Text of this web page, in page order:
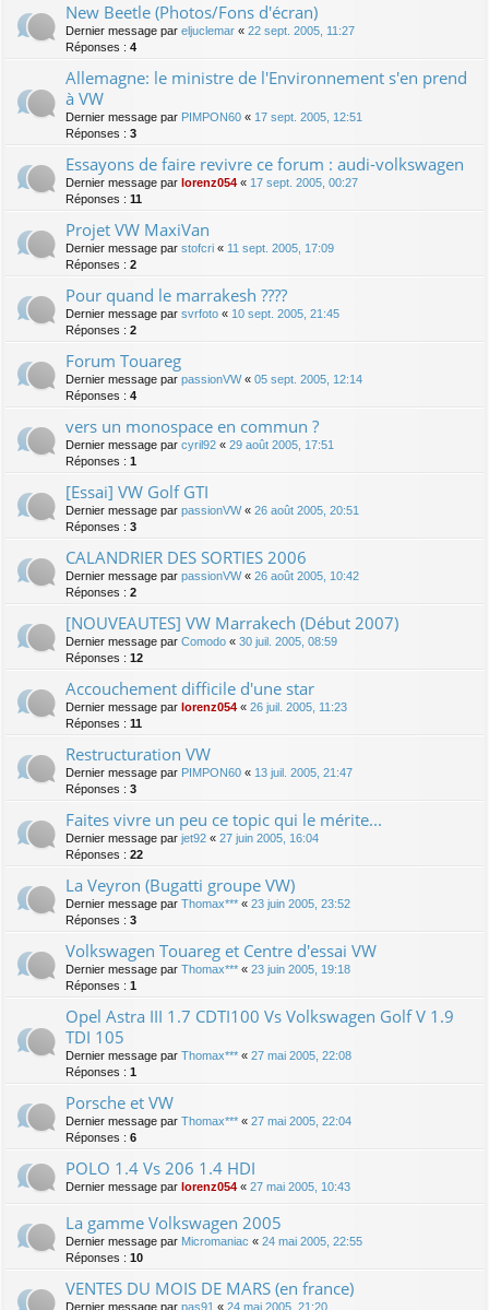
New Beetle (Photos/Fons d'écran)
Dernier message par eljuclemar « 22 sept. 2005, 11:27
Réponses : 4
Allemagne: le ministre de l'Environnement s'en prend
à VW
Dernier message par PIMPON60 « 17 sept. 2005, 12:51
Réponses : 3
Essayons de faire revivre ce forum : audi-volkswagen
Dernier message par lorenz054 « 17 sept. 2005, 00:27
Réponses : 11
Projet VW MaxiVan
Dernier message par stofcri « 11 sept. 2005, 17:09
Réponses : 2
Pour quand le marrakesh ????
Dernier message par svrfoto « 10 sept. 2005, 21:45
Réponses : 2
Forum Touareg
Dernier message par passionVW« 05 sept. 2005, 12:14
Réponses : 4
vers un monospace en commun ?
Dernier message par cyril92 « 29 août 2005, 17:51
Réponses : 1
[Essai] VW Golf GTI
Dernier message par passionVW« 26 août 2005, 20:51
Réponses : 3
CALANDRIER DES SORTIES 2006
Dernier message par passionVW« 26 août 2005, 10:42
Réponses : 2
[NOUVEAUTES] VW Marrakech (Début 2007)
Dernier message par Comodo « 30 juil. 2005, 08:59
Réponses : 12
Accouchement difficile d'une star
Dernier message par lorenz054 « 26 juil. 2005, 11:23
Réponses : 11
Restructuration VW
Dernier message par PIMPON60 « 13 juil. 2005, 21:47
Réponses : 3
Faites vivre un peu ce topic qui le mérite...
Dernier message par jet92 « 27 juin 2005, 16:04
Réponses : 22
La Veyron (Bugatti groupe VW)
Dernier message par Thomax*** « 23 juin 2005, 23:52
Réponses : 3
Volkswagen Touareg et Centre d'essai VW
Dernier message par Thomax*** « 23 juin 2005, 19:18
Réponses : 1
Opel Astra III 1.7 CDTI100 Vs Volkswagen Golf V 1.9
TDI 105
Dernier message par Thomax*** « 27 mai 2005, 22:08
Réponses : 1
Porsche et VW
Dernier message par Thomax*** « 27 mai 2005, 22:04
Réponses : 6
POLO 1.4 Vs 206 1.4 HDI
Dernier message par lorenz054 « 27 mai 2005, 10:43
La gamme Volkswagen 2005
Dernier message par Micromaniac « 24 mai 2005, 22:55
Réponses : 10
VENTES DU MOIS DE MARS (en france)
Dernier message par pas91 « 24 mai 2005, 21:20